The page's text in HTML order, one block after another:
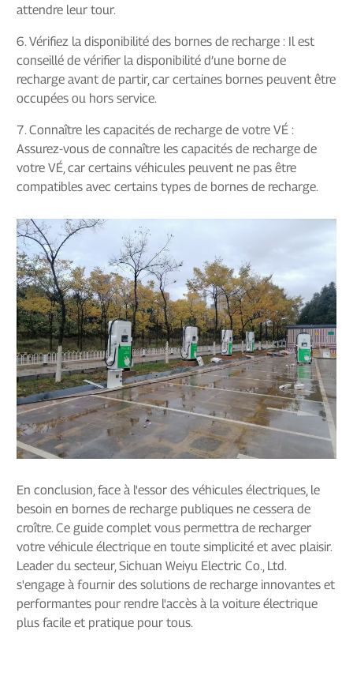
attendre leur tour.
6. Vérifiez la disponibilité des bornes de recharge : Il est
conseillé de vérifier la disponibilité d’une borne de
recharge avant de partir, car certaines bornes peuvent être
occupées ou hors service.
7. Connaître les capacités de recharge de votre VÉ :
Assurez-vous de connaître les capacités de recharge de
votre VÉ, car certains véhicules peuvent ne pas être
compatibles avec certains types de bornes de recharge.
En conclusion, face à l'essor des véhicules électriques, le
besoin en bornes de recharge publiques ne cessera de
croître. Ce guide complet vous permettra de recharger
votre véhicule électrique en toute simplicité et avec plaisir.
Leader du secteur, Sichuan Weiyu Electric Co., Ltd.
s'engage à fournir des solutions de recharge innovantes et
performantes pour rendre l'accès à la voiture électrique
plus facile et pratique pour tous.